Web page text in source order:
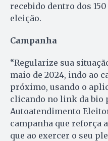
recebido dentro dos
eleição.
Campanha
“Regularize sua
maio de 2024, indo ao
próximo, usando o
clicando no link da bio
Autoatendimento
campanha que reforça
que ao exercer o seu